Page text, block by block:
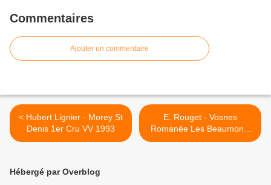
Commentaires
Ajouter un commentaire
< Hubert Lignier - Morey St
Denis 1er Cru VV 1993
E. Rouget - Vosnes
Romanée Les Beaumonts
2009 >
Hébergé par Overblog